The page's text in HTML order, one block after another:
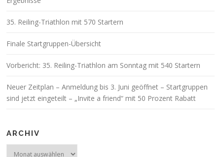
35. Reiling-Triathlon mit 570 Startern
Finale Startgruppen-Übersicht
Vorbericht: 35. Reiling-Triathlon am Sonntag mit 540 Startern
Neuer Zeitplan – Anmeldung bis 3. Juni geöffnet – Startgruppen
sind jetzt eingeteilt – „Invite a friend“ mit 50 Prozent Rabatt
ARCHIV